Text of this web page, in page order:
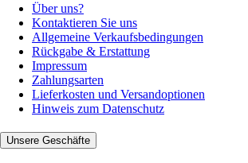
Über uns?
Kontaktieren Sie uns
Allgemeine Verkaufsbedingungen
Rückgabe & Erstattung
Impressum
Zahlungsarten
Lieferkosten und Versandoptionen
Hinweis zum Datenschutz
Unsere Geschäfte